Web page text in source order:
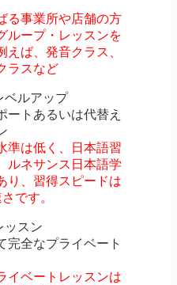
る事業所や店舗の方
ループ・レッスンを
ば、発音クラス、
ラスなど
ベルアップ
ートあるいは代替え
準は低く、日本語習
ルネサンス日本語学
り、習得スピードは
です。
ッスン
完全なプライベート
イベートレッスンは